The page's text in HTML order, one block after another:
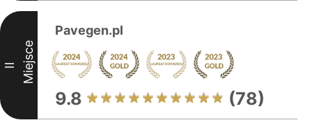
II Miejsce
Pavegen.pl
9.8 (78)